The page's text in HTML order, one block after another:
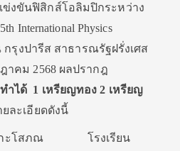
ข่งขันฟิสิกส์โอลิมปิกระหว่าง
International Physics
กรุงปารีส สาธารณรัฐฝรั่งเศส
าคม 2568 ผลปรากฎ
ำได้ 1 เหรียญทอง 2 เหรียญ
ยละเอียดดังนี้
โสภณ โรงเรียน